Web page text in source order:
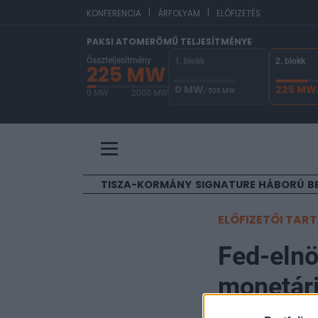
KONFERENCIA | ÁRFOLYAM | ELŐFIZETÉS
PAKSI ATOMERŐMŰ TELJESÍTMÉNYE
Összteljesítmény
225 MW
0 MW 2000 MW
1. blokk
0 MW/ 500 MW
2. blokk
225 MW
TISZA-KORMÁNY SIGNATURE HÁBORÚ
ELŐFIZETŐI
Fed-